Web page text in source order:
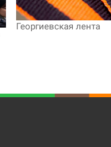
Георгиевская лента